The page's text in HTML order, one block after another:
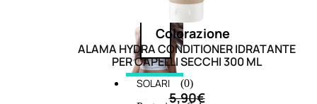
Colorazione
SOLARI
ALAMA HYDRA CONDITIONER IDRATANTE
PER CAPELLI SECCHI 300 ML
(0)
5,90€